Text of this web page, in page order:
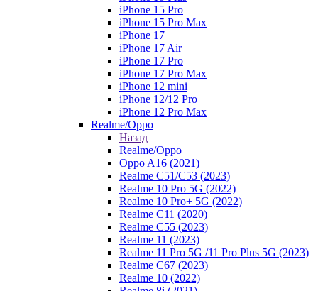
iPhone 15 Pro
iPhone 15 Pro Max
iPhone 17
iPhone 17 Air
iPhone 17 Pro
iPhone 17 Pro Max
iPhone 12 mini
iPhone 12/12 Pro
iPhone 12 Pro Max
Realme/Oppo
Назад
Realme/Oppo
Oppo A16 (2021)
Realme C51/C53 (2023)
Realme 10 Pro 5G (2022)
Realme 10 Pro+ 5G (2022)
Realme C11 (2020)
Realme C55 (2023)
Realme 11 (2023)
Realme 11 Pro 5G /11 Pro Plus 5G (2023)
Realme C67 (2023)
Realme 10 (2022)